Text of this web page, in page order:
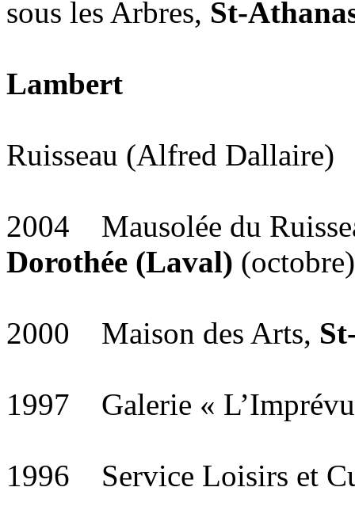
sous les Arbres, St-
Lambert
Ruisseau (Alfred Dallaire)
2004 Mausolée du
Dorothée (Laval) (octobre)
2000 Maison des Arts,
1997 Galerie «
1996 Service Loisirs et